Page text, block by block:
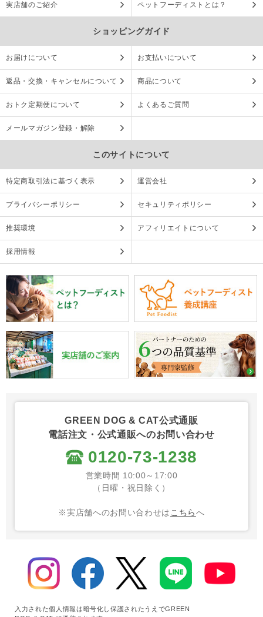
実店舗のご紹介 ペットフーディストとは？
ショッピングガイド
お届けについて お支払いについて
返品・交換・キャンセルについて 商品について
おトク定期便について よくあるご質問
メールマガジン登録・解除
このサイトについて
特定商取引法に基づく表示 運営会社
プライバシーポリシー セキュリティポリシー
推奨環境 アフィリエイトについて
採用情報
GREEN DOG & CAT公式通販
電話注文・公式通販へのお問い合わせ
0120-73-1238
営業時間 10:00～17:00
（日曜・祝日除く）
※実店舗へのお問い合わせは こちらへ
入力された個人情報は暗号化し保護されたうえでGREEN